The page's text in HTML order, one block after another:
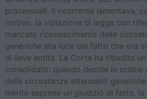
processuali. Il ricorrente lamentava,
motivo, la violazione di legge con
mancato riconoscimento delle
generiche alla luce del fatto che era
di lieve entità. La Corte ha ribadito
consolidato: quando decide in ordine
delle circostanze attenuanti
merito esprime un giudizio di fatto,